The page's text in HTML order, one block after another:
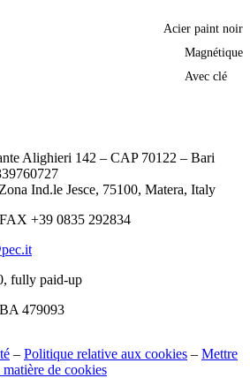
Acier paint noir
Magnétique
Avec clé
Alighieri 142 – CAP 70122 – Bari
Ind.le Jesce, 75100, Matera, Italy
FAX +39 0835 292834
fully paid-up
479093
– Politique relative aux cookies – Mettre
de cookies